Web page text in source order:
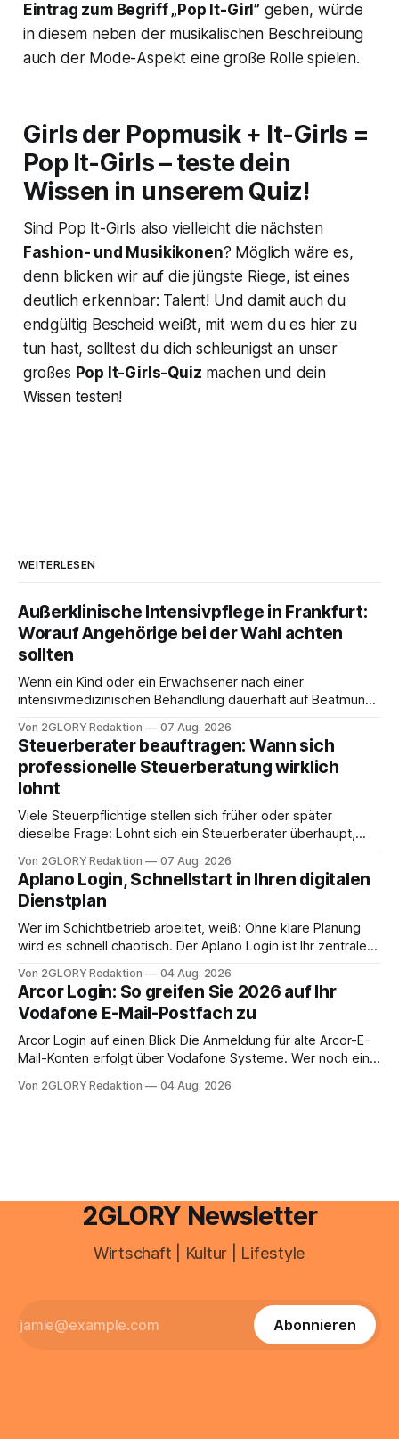
Eintrag zum Begriff „Pop It-Girl” geben, würde
in diesem neben der musikalischen Beschreibung
auch der Mode-Aspekt eine große Rolle spielen.
Girls der Popmusik + It-Girls =
Pop It-Girls – teste dein
Wissen in unserem Quiz!
Sind Pop It-Girls also vielleicht die nächsten
Fashion- und Musikikonen? Möglich wäre es,
denn blicken wir auf die jüngste Riege, ist eines
deutlich erkennbar: Talent! Und damit auch du
endgültig Bescheid weißt, mit wem du es hier zu
tun hast, solltest du dich schleunigst an unser
großes Pop It-Girls-Quiz machen und dein
Wissen testen!
WEITERLESEN
Außerklinische Intensivpflege in Frankfurt:
Worauf Angehörige bei der Wahl achten
sollten
Wenn ein Kind oder ein Erwachsener nach einer
intensivmedizinischen Behandlung dauerhaft auf Beatmung
angewiesen ist, stellt sich für Familien eine schwierige
Frage: Muss die Versorgung dauerhaft in der Klinik bleiben –
oder ist ein Leben zu Hause möglich? Die außerklinische
Intensivpflege bietet genau diese Alternative: Sie
Von 2GLORY Redaktion 07 Aug. 2026
Steuerberater beauftragen: Wann sich
professionelle Steuerberatung wirklich
lohnt
Viele Steuerpflichtige stellen sich früher oder später
dieselbe Frage: Lohnt sich ein Steuerberater überhaupt,
erledigen? Die kurze Antwort: Bei einfachen
Einkommensverhältnissen reicht häufig eine Steuersoftware
aus – sobald jedoch mehrere Einkunftsarten
zusammentreffen oder größere finanzielle Veränderungen
anstehen, zahlt sich professionelle Unterstützung meist
Von 2GLORY Redaktion 07 Aug. 2026
Aplano Login, Schnellstart in Ihren digitalen
Dienstplan
Wer im Schichtbetrieb arbeitet, weiß: Ohne klare Planung
wird es schnell chaotisch. Der Aplano Login ist Ihr zentraler
abwesenheiten und die gesamte kommunikation rund um
Ihr personal digital zu organisieren. In diesem Leitfaden
erfahren Sie alles, was Sie für einen reibungslosen Einstieg
brauchen, von der Registrierung
Von 2GLORY Redaktion 04 Aug. 2026
Arcor Login: So greifen Sie 2026 auf Ihr
Vodafone E-Mail-Postfach zu
Arcor Login auf einen Blick Die Anmeldung für alte Arcor-E-
Mail-Konten erfolgt über Vodafone Systeme. Wer noch eine
besitzt, loggt sich heute über das Vodafone E-Mail & Cloud
Von 2GLORY Redaktion 04 Aug. 2026
2GLORY Newsletter
Wirtschaft | Kultur | Lifestyle
Abonnieren